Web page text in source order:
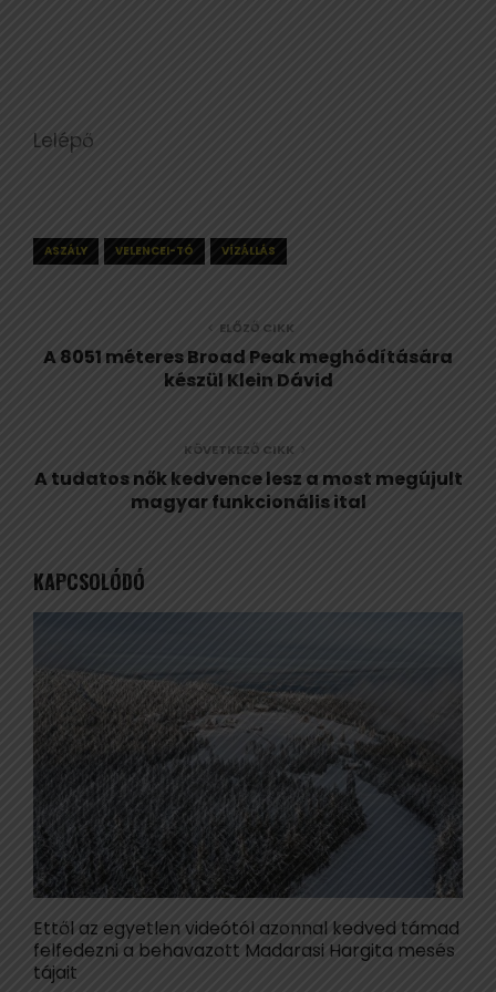
Lelépő
ASZÁLY VELENCEI-TÓ VÍZÁLLÁS
ELŐZŐ CIKK
A 8051 méteres Broad Peak meghódítására
készül Klein Dávid
KÖVETKEZŐ CIKK
A tudatos nők kedvence lesz a most megújult
magyar funkcionális ital
KAPCSOLÓDÓ
Ettől az egyetlen videótól azonnal kedved támad
felfedezni a behavazott Madarasi Hargita mesés
tájait